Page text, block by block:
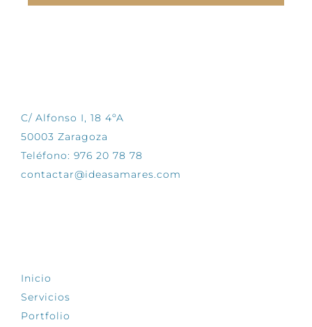
C/ Alfonso I, 18 4ºA
50003 Zaragoza
Teléfono: 976 20 78 78
contactar@ideasamares.com
Inicio
Servicios
Portfolio